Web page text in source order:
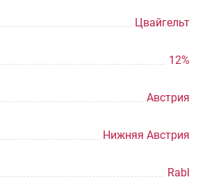
Цвайгельт
12%
Австрия
Нижняя Австрия
Rabl